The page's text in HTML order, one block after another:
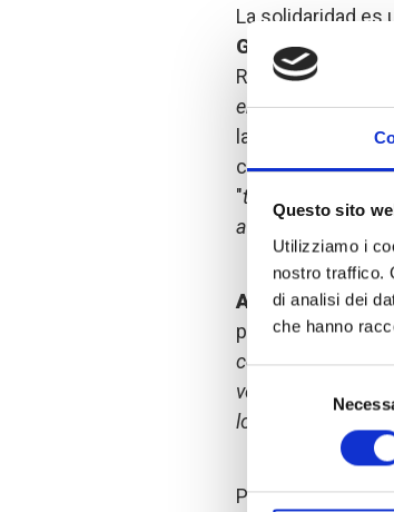
Questo sito
Utilizziamo i
nostro traffico.
di analisi dei
che hanno
consenso
La solidaridad es
Grandi, Alto
Refugiados, "
en recursos
la adhesión de
causa
"también
a nivel estructural
António Vitorino
para las
comunidad
venezolana, no
los países
Para responder al